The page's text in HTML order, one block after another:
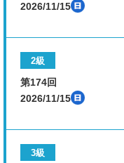
2026/11/15
2級
第174回
2026/11/15
3級